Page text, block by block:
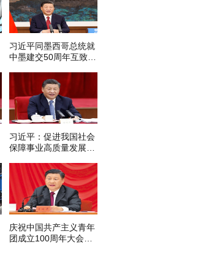
习近平同墨西哥总统就
中墨建交50周年互致贺
习近平：促进我国社会
保障事业高质量发展、
庆祝中国共产主义青年
团成立100周年大会在